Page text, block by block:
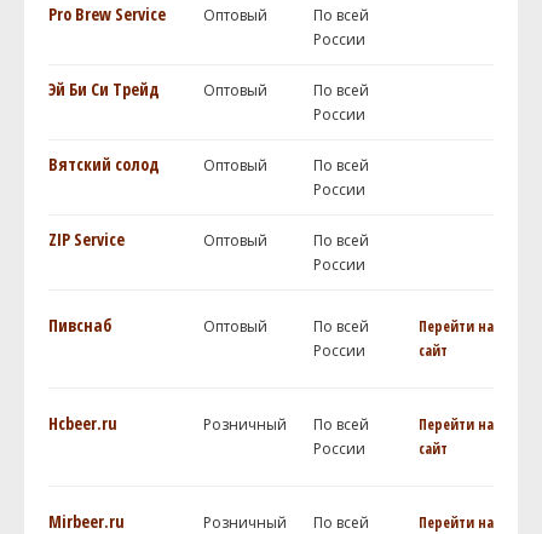
Pro Brew Service Оптовый
По всей
России
Эй Би Си Трейд Оптовый
По всей
России
Вятский солод Оптовый
По всей
России
ZIP Service Оптовый
По всей
России
Пивснаб Оптовый
По всей
России
Перейти на
сайт
Hcbeer.ru Розничный
По всей
России
Перейти на
сайт
Mirbeer.ru Розничный
По всей
Перейти на